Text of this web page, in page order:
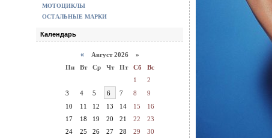
МОТОЦИКЛЫ
ОСТАЛЬНЫЕ МАРКИ
Календарь
« Август 2026 »
Пн
Вт Ср Чт Пт Сб
Вс
1
2
3
4 5 6 7 8
9
10
11 12 13 14 15
16
17
18 19 20 21 22
23
24
25 26 27 28 29
30